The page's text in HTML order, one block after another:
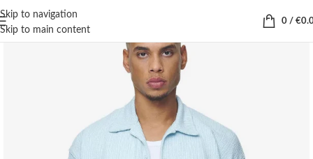
Skip to navigation
Skip to main content
0 / €